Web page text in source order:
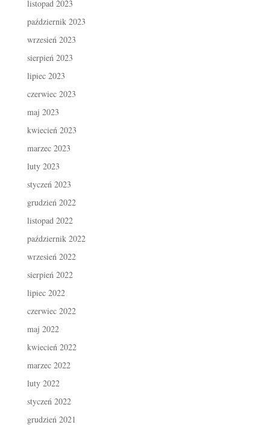
listopad 2023
październik 2023
wrzesień 2023
sierpień 2023
lipiec 2023
czerwiec 2023
maj 2023
kwiecień 2023
marzec 2023
luty 2023
styczeń 2023
grudzień 2022
listopad 2022
październik 2022
wrzesień 2022
sierpień 2022
lipiec 2022
czerwiec 2022
maj 2022
kwiecień 2022
marzec 2022
luty 2022
styczeń 2022
grudzień 2021